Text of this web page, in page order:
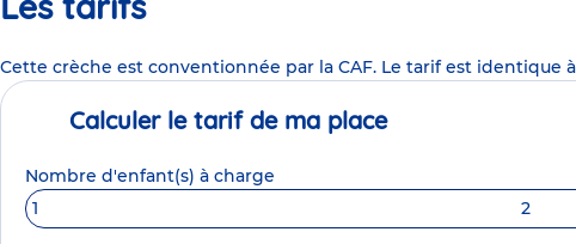
Cette crèche est conventionnée par la CAF. Le tarif est identique
Calculer le tarif de ma place
Nombre d'enfant(s) à charge
1
2